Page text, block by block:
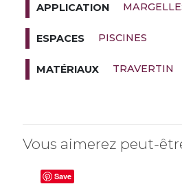
APPLICATION
ESPACES PISCINES
MATÉRIAUX TRAVERTIN
Vous aimerez peut-
Save